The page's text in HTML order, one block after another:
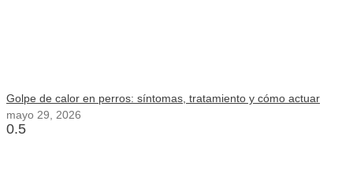
Golpe de calor en perros: síntomas, tratamiento y cómo actuar
mayo 29, 2026